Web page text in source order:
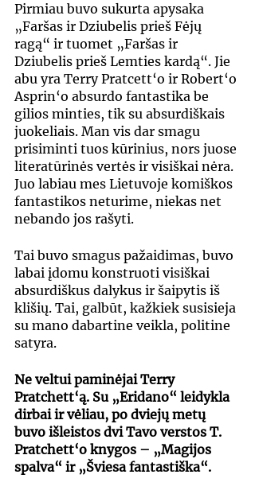
Pirmiau buvo sukurta apysaka
„Faršas ir Dziubelis prieš Fėjų
ragą“ ir tuomet „Faršas ir
Dziubelis prieš Lemties kardą“. Jie
abu yra Terry Pratcett‘o ir Robert‘o
Asprin‘o absurdo fantastika be
gilios minties, tik su absurdiškais
juokeliais. Man vis dar smagu
prisiminti tuos kūrinius, nors juose
literatūrinės vertės ir visiškai nėra.
Juo labiau mes Lietuvoje komiškos
fantastikos neturime, niekas net
nebando jos rašyti.
Tai buvo smagus pažaidimas, buvo
labai įdomu konstruoti visiškai
absurdiškus dalykus ir šaipytis iš
klišių. Tai, galbūt, kažkiek susisieja
su mano dabartine veikla, politine
satyra.
Ne veltui paminėjai Terry
Pratchett‘ą. Su „Eridano“ leidykla
dirbai ir vėliau, po dviejų metų
buvo išleistos dvi Tavo verstos T.
Pratchett‘o knygos – „Magijos
spalva“ ir „Šviesa fantastiška“.